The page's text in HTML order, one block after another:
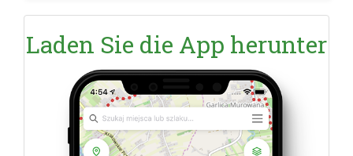
Laden Sie die App herunter